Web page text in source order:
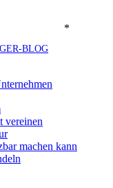
*
BLOG
vereinen
machen kann